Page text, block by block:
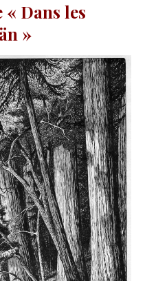
Dans les
»